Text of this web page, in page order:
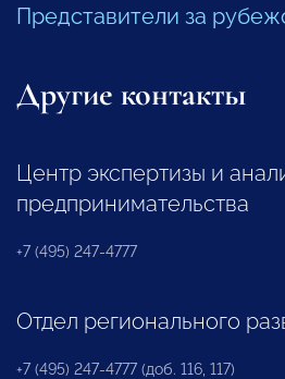
Представители за
Другие контакты
Центр экспертизы и
предпринимательства
+7 (495) 247-4777
Отдел регионального
+7 (495) 247-4777 (доб. 116, 117)